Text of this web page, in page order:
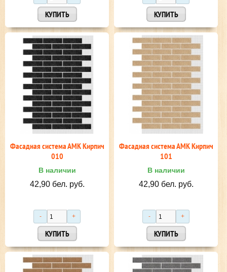
Фасадная система АМК Кирпич
010
В наличии
42,90 бел. руб.
Фасадная система АМК Кирпич
101
В наличии
42,90 бел. руб.